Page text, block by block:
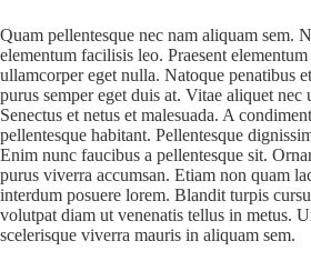
Quam pellentesque nec nam aliquam sem.
elementum facilisis leo. Praesent
ullamcorper eget nulla. Natoque penatibus
purus semper eget duis at. Vitae aliquet nec
Senectus et netus et malesuada. A
pellentesque habitant. Pellentesque
Enim nunc faucibus a pellentesque sit.
purus viverra accumsan. Etiam non quam
interdum posuere lorem. Blandit turpis
volutpat diam ut venenatis tellus in metus.
scelerisque viverra mauris in aliquam sem.